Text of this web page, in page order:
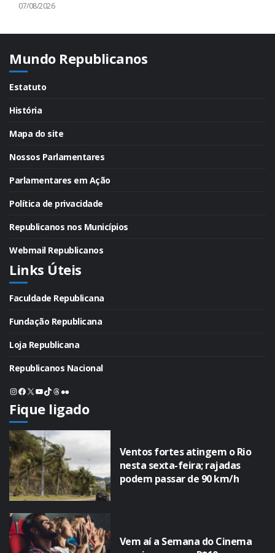
07/08/2026
Mundo Republicanos
Estatuto
História
Mapa do site
Nossos Parlamentares
Parlamentares em Ação
Política de privacidade
Republicanos nos Municípios
Webmail Republicanos
Links Úteis
Faculdade Republicana
Fundação Republicana
Loja Republicana
Republicanos Nacional
Instagram
Facebook
X Youtube
TikTok
Threads
Flickr
Fique ligado
Ventos fortes atingem o Rio
nesta sexta-feira; rajadas
podem passar de 90 km/h
Vem aí a Semana do Cinema